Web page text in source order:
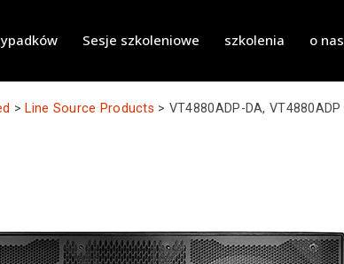
Sesje szkoleniowe szkolenia o nas
> Line Source Products > VT4880ADP-DA, VT4880ADP